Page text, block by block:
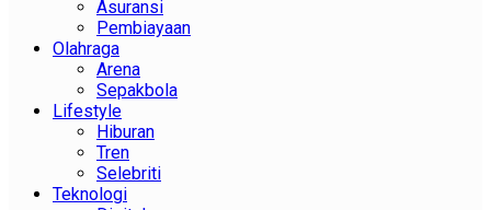
Asuransi
Pembiayaan
Olahraga
Arena
Sepakbola
Lifestyle
Hiburan
Tren
Selebriti
Teknologi